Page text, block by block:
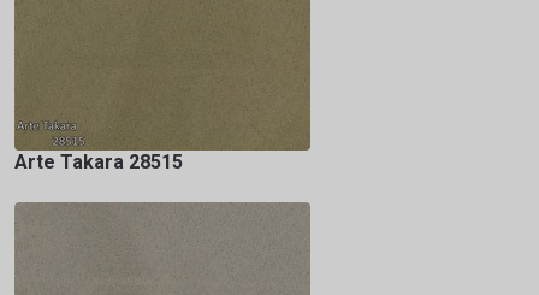
Arte Takara 28515